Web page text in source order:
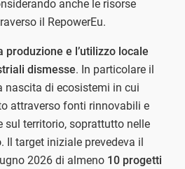
anche le risorse
il RepowerEu.
produzione e l’utilizzo locale
dismesse. In particolare il
nascita di ecosistemi in cui
attraverso fonti rinnovabili e
sul territorio, soprattutto nelle
. Il target iniziale prevedeva il
2026 di almeno 10 progetti